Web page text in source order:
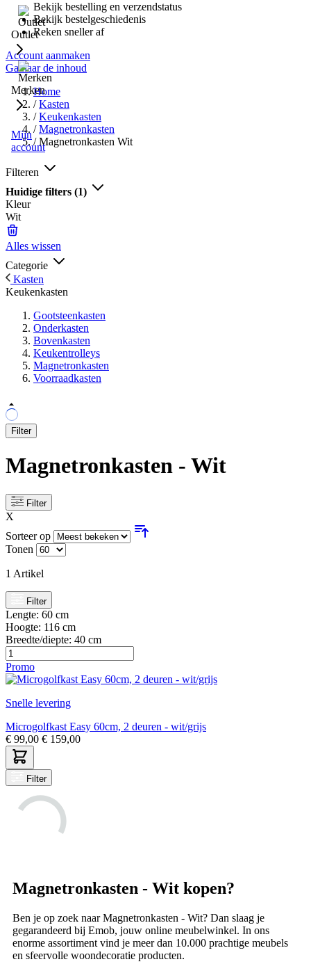
Outlet
Merken
Mijn
account
Bekijk bestelling en verzendstatus
Bekijk bestelgeschiedenis
Reken sneller af
Account aanmaken
Ga naar de inhoud
Home
/ Kasten
/ Keukenkasten
/ Magnetronkasten
/ Magnetronkasten Wit
Filteren
Huidige filters (1)
Kleur
Wit
Alles wissen
Categorie
Kasten
Keukenkasten
Gootsteenkasten
Onderkasten
Bovenkasten
Keukentrolleys
Magnetronkasten
Voorraadkasten
Filter
Magnetronkasten - Wit
Filter
X
Sorteer op
Tonen
1 Artikel
Filter
Lengte: 60 cm
Hoogte: 116 cm
Breedte/diepte: 40 cm
Promo
Snelle levering
Microgolfkast Easy 60cm, 2 deuren - wit/grijs
€ 99,00 € 159,00
Filter
Magnetronkasten - Wit kopen?
Ben je op zoek naar Magnetronkasten - Wit? Dan slaag je
gegarandeerd bij Emob, jouw online meubelwinkel. In ons
enorme assortiment vind je meer dan 10.000 prachtige meubels
en sfeervolle woondecoratie producten.